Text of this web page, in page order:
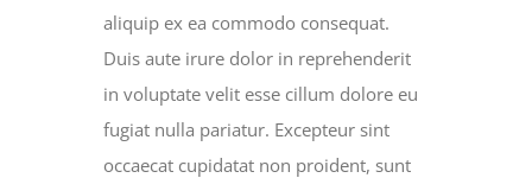
aliquip ex ea commodo consequat.
Duis aute irure dolor in reprehenderit
in voluptate velit esse cillum dolore eu
fugiat nulla pariatur. Excepteur sint
occaecat cupidatat non proident, sunt